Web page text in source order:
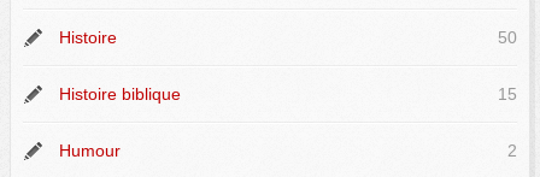
Histoire 50
Histoire biblique 15
Humour 2